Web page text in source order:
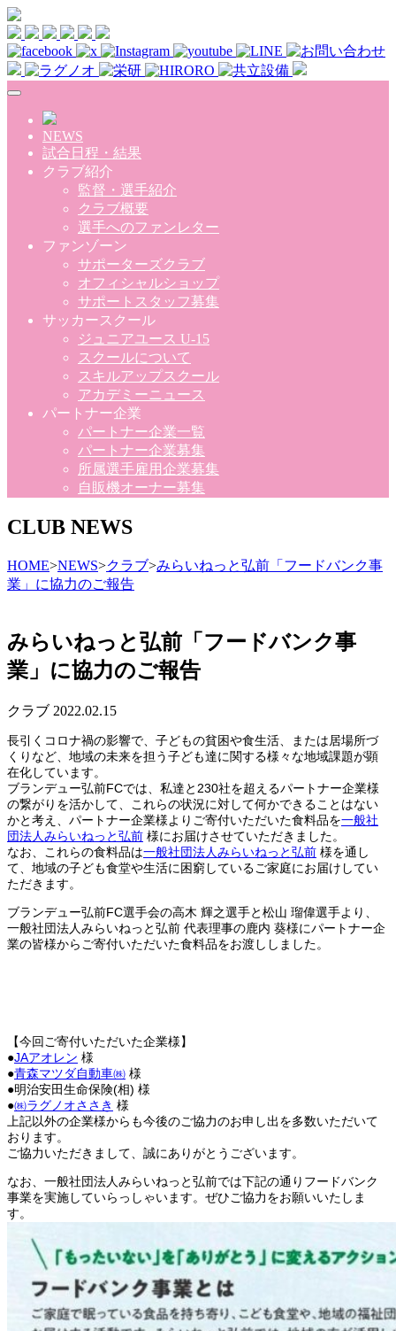
Skip to main content
NEWS
試合日程・結果
クラブ紹介
監督・選手紹介
クラブ概要
選手へのファンレター
ファンゾーン
サポーターズクラブ
オフィシャルショップ
サポートスタッフ募集
サッカースクール
ジュニアユース U-15
スクールについて
スキルアップスクール
アカデミーニュース
パートナー企業
パートナー企業一覧
パートナー企業募集
所属選手雇用企業募集
自販機オーナー募集
CLUB NEWS
HOME>NEWS>クラブ>みらいねっと弘前「フードバンク事
業」に協力のご報告
みらいねっと弘前「フードバンク事
業」に協力のご報告
クラブ 2022.02.15
長引くコロナ禍の影響で、子どもの貧困や食生活、または居場所づ
くりなど、地域の未来を担う子ども達に関する様々な地域課題が顕
在化しています。
ブランデュー弘前FCでは、私達と230社を超えるパートナー企業様
の繋がりを活かして、これらの状況に対して何かできることはない
かと考え、パートナー企業様よりご寄付いただいた食料品を一般社
団法人みらいねっと弘前 様にお届けさせていただきました。
なお、これらの食料品は一般社団法人みらいねっと弘前 様を通し
て、地域の子ども食堂や生活に困窮しているご家庭にお届けしてい
ただきます。
ブランデュー弘前FC選手会の高木 輝之選手と松山 瑠偉選手より、
一般社団法人みらいねっと弘前 代表理事の鹿内 葵様にパートナー企
業の皆様からご寄付いただいた食料品をお渡ししました。
【今回ご寄付いただいた企業様】
●JAアオレン 様
●青森マツダ自動車㈱ 様
●明治安田生命保険(相) 様
●㈱ラグノオささき 様
上記以外の企業様からも今後のご協力のお申し出を多数いただいて
おります。
ご協力いただきまして、誠にありがとうございます。
なお、一般社団法人みらいねっと弘前では下記の通りフードバンク
事業を実施していらっしゃいます。ぜひご協力をお願いいたしま
す。